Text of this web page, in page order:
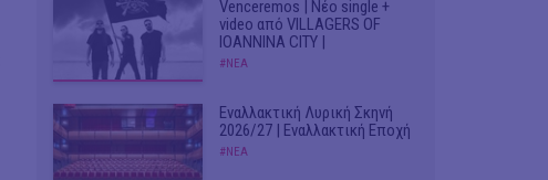
Venceremos | Νέο single +
video από VILLAGERS OF
IOANNINA CITY |
#ΝΕΑ
Εναλλακτική Λυρική Σκηνή
2026/27 | Εναλλακτική Εποχή
#ΝΕΑ